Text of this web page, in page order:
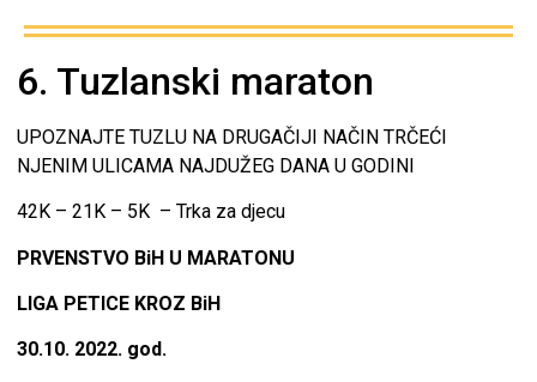
6. Tuzlanski maraton
UPOZNAJTE TUZLU NA DRUGAČIJI NAČIN TRČEĆI
NJENIM ULICAMA NAJDUŽEG DANA U GODINI
42K – 21K – 5K – Trka za djecu
PRVENSTVO BiH U MARATONU
LIGA PETICE KROZ BiH
30.10. 2022. god.